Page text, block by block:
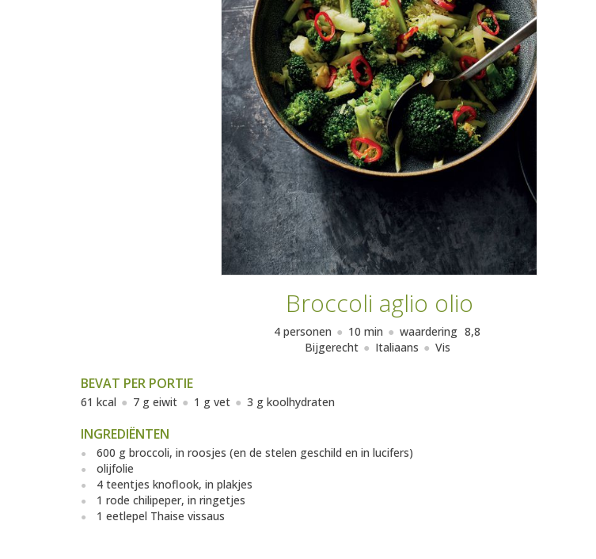
Broccoli aglio olio
4 personen 10 min waardering 8,8
Bijgerecht
Italiaans Vis
BEVAT PER PORTIE
61 kcal 7 g eiwit 1 g vet 3 g koolhydraten
INGREDIËNTEN
600 g broccoli, in roosjes (en de stelen geschild en in lucifers)
olijfolie
4 teentjes knoflook, in plakjes
1 rode chilipeper, in ringetjes
1 eetlepel Thaise vissaus